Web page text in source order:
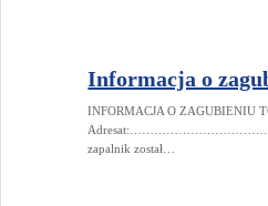
Informacja o
INFORMACJA O
Adresat:………………………………….
zapalnik został…